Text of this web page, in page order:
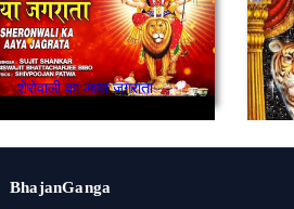
शेरोवाली का आया जगराता
BhajanGanga